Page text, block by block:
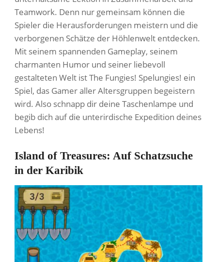
Teamwork. Denn nur gemeinsam können die
Spieler die Herausforderungen meistern und die
verborgenen Schätze der Höhlenwelt entdecken.
Mit seinem spannenden Gameplay, seinem
charmanten Humor und seiner liebevoll
gestalteten Welt ist The Fungies! Spelungies! ein
Spiel, das Gamer aller Altersgruppen begeistern
wird. Also schnapp dir deine Taschenlampe und
begib dich auf die unterirdische Expedition deines
Lebens!
Island of Treasures: Auf Schatzsuche
in der Karibik